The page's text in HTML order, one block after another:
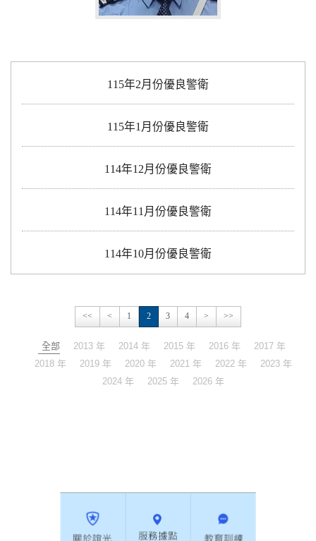
115年2月份優良警衛
115年1月份優良警衛
114年12月份優良警衛
114年11月份優良警衛
114年10月份優良警衛
<< < 1 2 3 4 > >>
全部 2013 年 2014 年 2015 年 2016 年
2017 年
2018 年
2019 年 2020 年 2021 年 2022 年
2023 年
2024 年
2025 年 2026 年